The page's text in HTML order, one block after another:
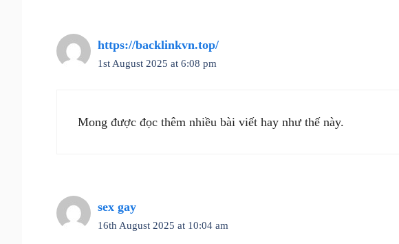
https://backlinkvn.top/
1st August 2025 at 6:08 pm
Mong được đọc thêm nhiều bài viết hay như thế này.
sex gay
16th August 2025 at 10:04 am